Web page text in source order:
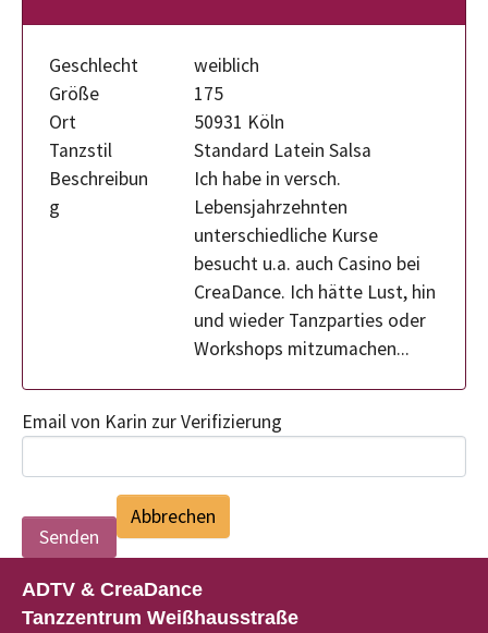
Geschlecht
weiblich
Größe
175
Ort
50931 Köln
Tanzstil
Standard Latein Salsa
Beschreibun
g
Ich habe in versch.
Lebensjahrzehnten
unterschiedliche Kurse
besucht u.a. auch Casino bei
CreaDance. Ich hätte Lust, hin
und wieder Tanzparties oder
Workshops mitzumachen...
Email von Karin zur Verifizierung
Abbrechen
ADTV & CreaDance
Tanzzentrum Weißhausstraße